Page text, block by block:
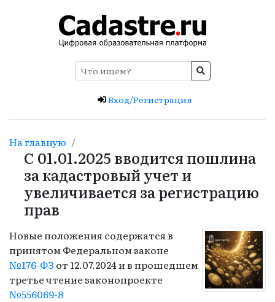
Вход/Регистрация
На главную
С 01.01.2025 вводится пошлина
за кадастровый учет и
увеличивается за регистрацию
прав
Новые положения содержатся в
принятом Федеральном законе
№176-ФЗ от 12.07.2024 и в прошедшем
третье чтение законопроекте
№556069-8